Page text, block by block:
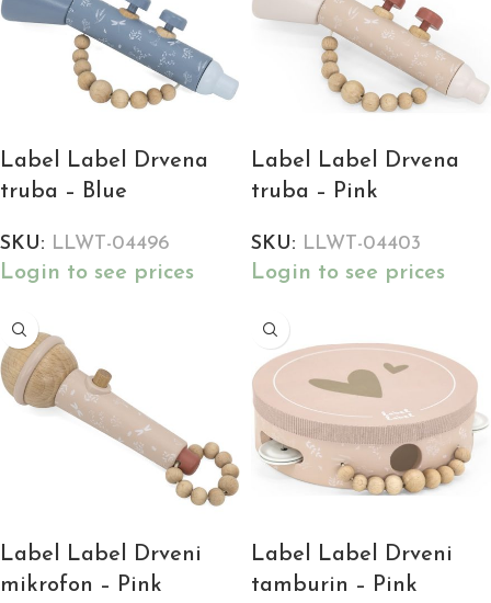
Label Label Drvena
truba – Blue
SKU: LLWT-04496
Login to see prices
Label Label Drvena
truba – Pink
SKU: LLWT-04403
Login to see prices
Label Label Drveni
mikrofon – Pink
Label Label Drveni
tamburin – Pink